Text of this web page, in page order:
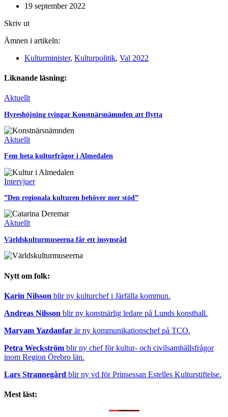
19 september 2022
Skriv ut
Ämnen i artikeln:
Kulturminister, Kulturpolitik, Val 2022
Liknande läsning:
Aktuellt
Hyreshöjning tvingar Konstnärsnämnden att flytta
Aktuellt
Fem heta kulturfrågor i Almedalen
Intervjuer
”Den regionala kulturen behöver mer stöd”
Aktuellt
Världskulturmuseerna får ett insynsråd
Nytt om folk:
Karin Nilsson blir ny kulturchef i Järfälla kommun.
Andreas Nilsson blir ny konstnärlig ledare på Lunds konsthall.
Maryam Yazdanfar är ny kommunikationschef på TCO.
Petra Weckström blir ny chef för kultur- och civilsamhällsfrågor
inom Region Örebro län.
Lars Strannegård blir ny vd för Prinsessan Estelles Kulturstiftelse.
Mest läst: